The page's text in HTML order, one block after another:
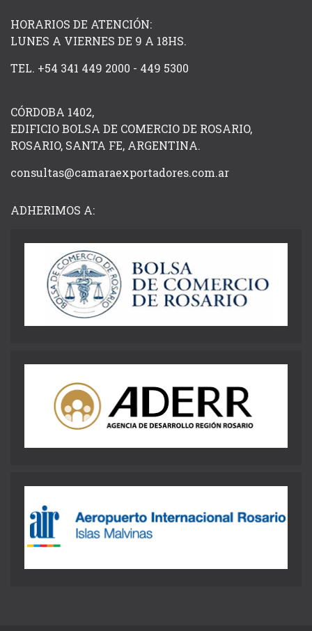
HORARIOS DE ATENCIÓN:
LUNES A VIERNES DE 9 A 18HS.
TEL. +54 341 449 2000 - 449 5300
CÓRDOBA 1402,
EDIFICIO BOLSA DE COMERCIO DE ROSARIO,
ROSARIO, SANTA FE, ARGENTINA.
consultas@camaraexportadores.com.ar
ADHERIMOS A: